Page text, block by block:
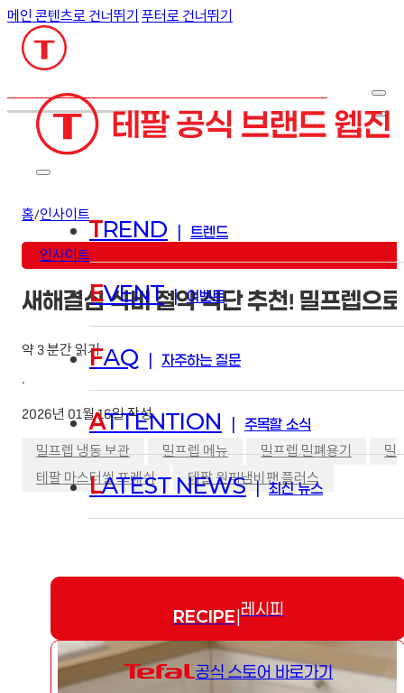
메인 콘텐츠로 건너뛰기 푸터로 건너뛰기
TREND 트렌드
EVENT | 이벤트
FAQ 자주하는 질문
ATTENTION 주목할 소식
LATEST NEWS | 최신 뉴스
RECIPE |레시피
공식 스토어 바로가기
홈/인사이트
인사이트
새해결심 식비 절약 식단 추천! 밀프렙으
약 3 분간 읽기
·
2026년 01월 16일 작성
밀프렙 냉동 보관 밀프렙 메뉴 밀프렙 밀폐용기
밀
테팔 마스터씰 프레쉬
, 테팔 원픽냄비팬 플러스